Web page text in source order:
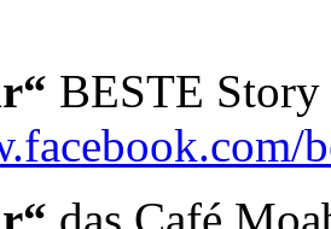
BESTE
das Café